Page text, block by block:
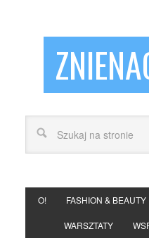
O! FASHION & BEAUTY
WARSZTATY